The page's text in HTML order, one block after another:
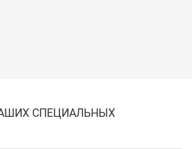
СПЕЦИАЛЬНЫХ